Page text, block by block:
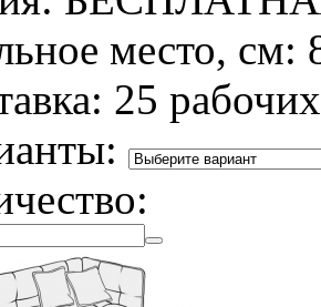
место, см:
25